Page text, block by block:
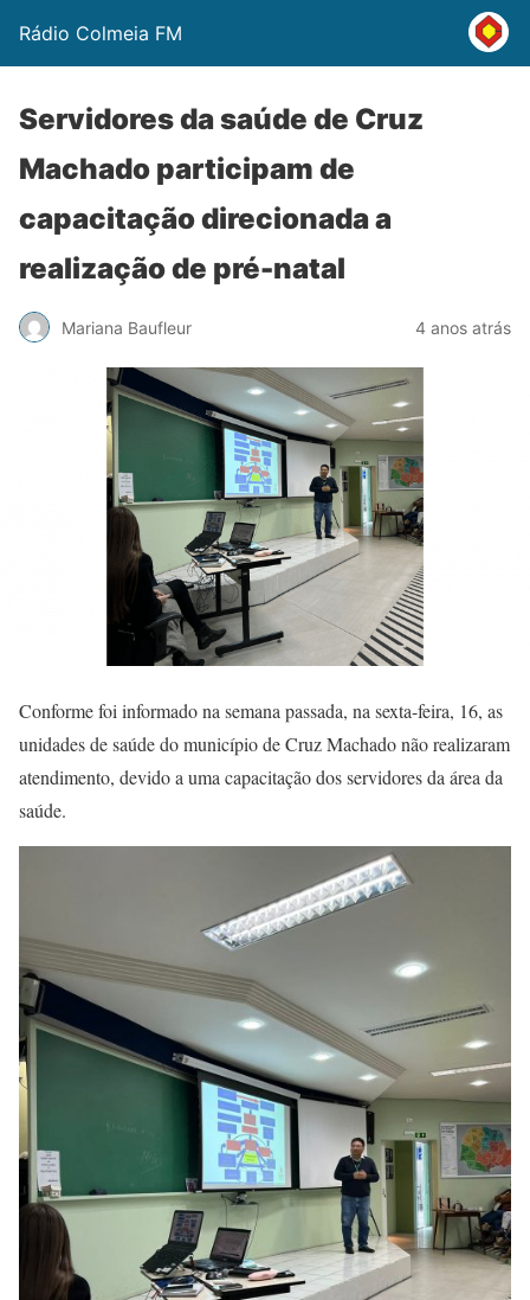
Rádio Colmeia FM
Servidores da saúde de Cruz
Machado participam de
capacitação direcionada a
realização de pré-natal
Mariana Baufleur 4 anos atrás
Conforme foi informado na semana passada, na sexta-feira, 16, as
unidades de saúde do município de Cruz Machado não realizaram
atendimento, devido a uma capacitação dos servidores da área da
saúde.